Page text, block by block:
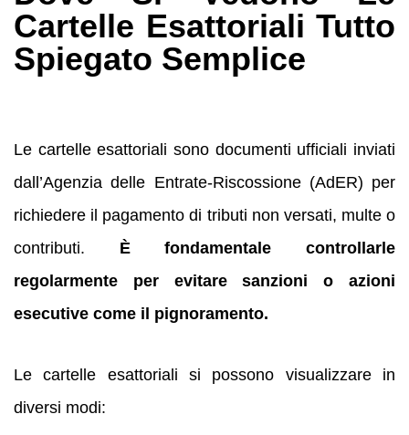
Cartelle Esattoriali Tutto
Spiegato Semplice
Le cartelle esattoriali sono documenti ufficiali inviati
dall’Agenzia delle Entrate-Riscossione (AdER) per
richiedere il pagamento di tributi non versati, multe o
contributi. È fondamentale controllarle
regolarmente per evitare sanzioni o azioni
esecutive come il pignoramento.
Le cartelle esattoriali si possono visualizzare in
diversi modi: